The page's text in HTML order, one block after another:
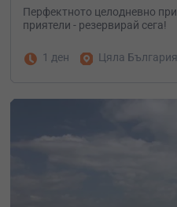
Перфектното целодневно
приятели - резервирай сега!
1 ден Цяла България